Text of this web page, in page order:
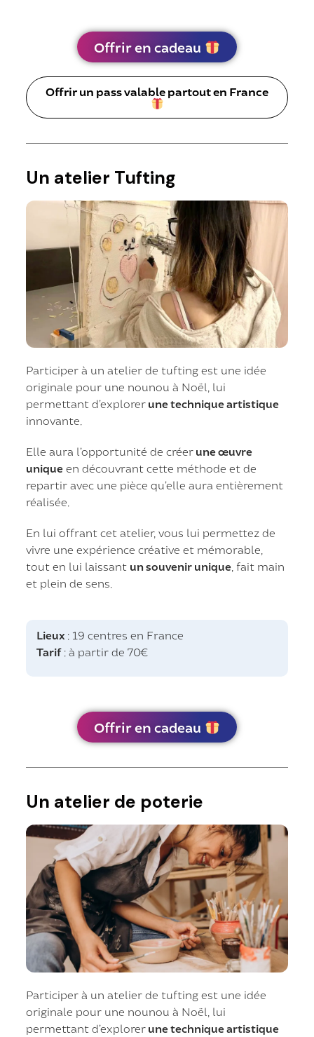
Offrir en cadeau
Offrir un pass valable partout en France
Un atelier Tufting
Participer à un atelier de tufting est une idée
originale pour une nounou à Noël, lui
permettant d’explorer une technique artistique
innovante.
Elle aura l’opportunité de créer une œuvre
unique en découvrant cette méthode et de
repartir avec une pièce qu’elle aura entièrement
réalisée.
En lui offrant cet atelier, vous lui permettez de
vivre une expérience créative et mémorable,
tout en lui laissant un souvenir unique , fait main
et plein de sens.
Lieux : 19 centres en France
Tarif: à partir de 70€
Offrir en cadeau
Un atelier de poterie
Participer à un atelier de tufting est une idée
originale pour une nounou à Noël, lui
permettant d’explorer une technique artistique